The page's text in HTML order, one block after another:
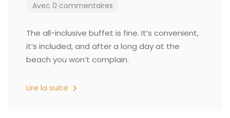
Avec 0 commentaires
The all-inclusive buffet is fine. It’s convenient,
it’s included, and after a long day at the
beach you won’t complain.
Lire la suite